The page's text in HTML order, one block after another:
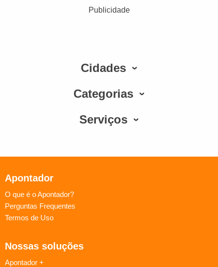
Publicidade
Cidades
Categorias
Serviços
Apontador
O que é o Apontador?
Perguntas Frequentes
Termos de Uso
Nossas soluções
Apontador +